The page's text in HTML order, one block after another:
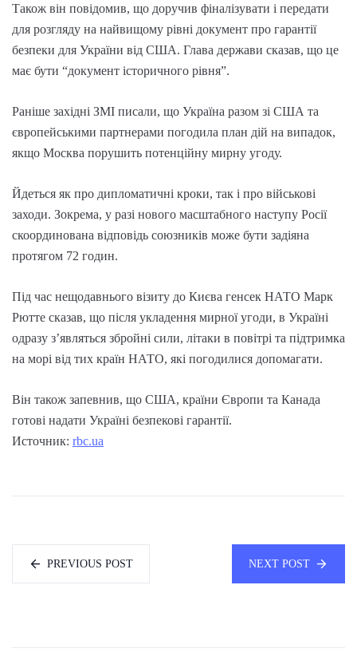
Також він повідомив, що доручив фіналізувати і передати
для розгляду на найвищому рівні документ про гарантії
безпеки для України від США. Глава держави сказав, що це
має бути “документ історичного рівня”.
Раніше західні ЗМІ писали, що Україна разом зі США та
європейськими партнерами погодила план дій на випадок,
якщо Москва порушить потенційну мирну угоду.
Йдеться як про дипломатичні кроки, так і про військові
заходи. Зокрема, у разі нового масштабного наступу Росії
скоординована відповідь союзників може бути задіяна
протягом 72 годин.
Під час нещодавнього візиту до Києва генсек НАТО Марк
Рютте сказав, що після укладення мирної угоди, в Україні
одразу з’являться збройні сили, літаки в повітрі та підтримка
на морі від тих країн НАТО, які погодилися допомагати.
Він також запевнив, що США, країни Європи та Канада
готові надати Україні безпекові гарантії.
Источник: rbc.ua
PREVIOUS POST NEXT POST